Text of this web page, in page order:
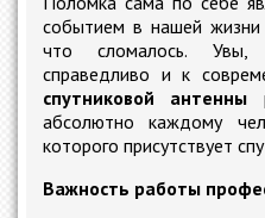
событием в нашей жизни
что сломалось. Увы,
справедливо и к
спутниковой антенны
абсолютно каждому
которого присутствует
Важность работы